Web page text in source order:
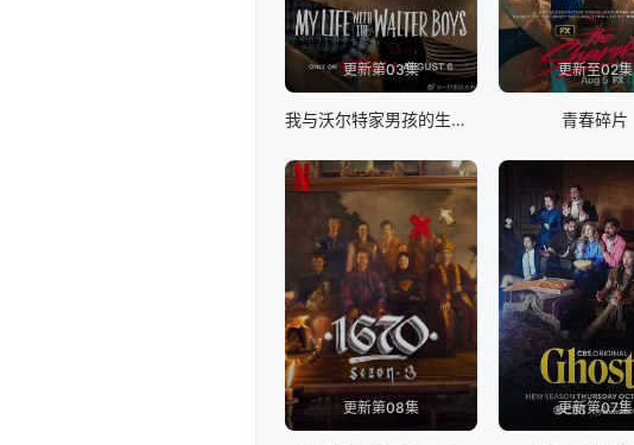
更新第03集
我与沃尔特家男孩的生活 第三季
更新至02集
青春碎片
更新第08集 更新第07集